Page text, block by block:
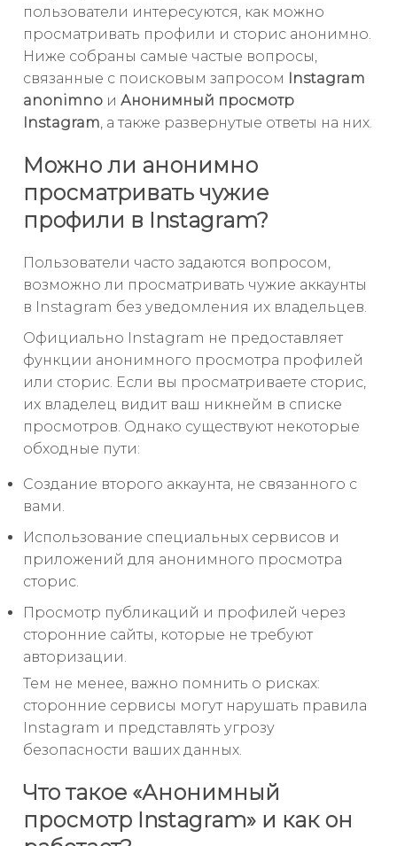
пользователи интересуются, как можно
просматривать профили и сторис анонимно.
Ниже собраны самые частые вопросы,
связанные с поисковым запросом Instagram
anonimno и Анонимный просмотр
Instagram, а также развернутые ответы на них.
Можно ли анонимно
просматривать чужие
профили в Instagram?
Пользователи часто задаются вопросом,
возможно ли просматривать чужие аккаунты
в Instagram без уведомления их владельцев.
Официально Instagram не предоставляет
функции анонимного просмотра профилей
или сторис. Если вы просматриваете сторис,
их владелец видит ваш никнейм в списке
просмотров. Однако существуют некоторые
обходные пути:
Создание второго аккаунта, не связанного с
вами.
Использование специальных сервисов и
приложений для анонимного просмотра
сторис.
Просмотр публикаций и профилей через
сторонние сайты, которые не требуют
авторизации.
Тем не менее, важно помнить о рисках:
сторонние сервисы могут нарушать правила
Instagram и представлять угрозу
безопасности ваших данных.
Что такое «Анонимный
просмотр Instagram» и как он